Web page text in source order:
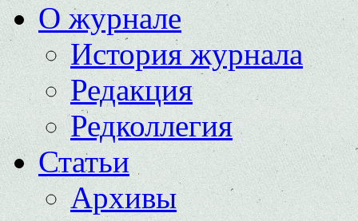
О журнале
История журнала
Редакция
Редколлегия
Статьи
Архивы